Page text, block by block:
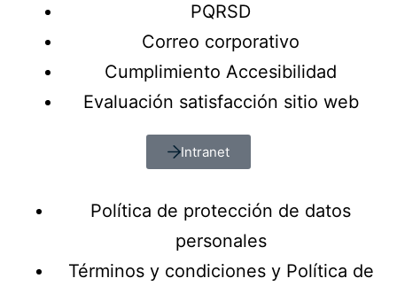
PQRSD
Correo corporativo
Cumplimiento Accesibilidad
Evaluación satisfacción sitio web
Intranet
Política de protección de datos
personales
Términos y condiciones y Política de